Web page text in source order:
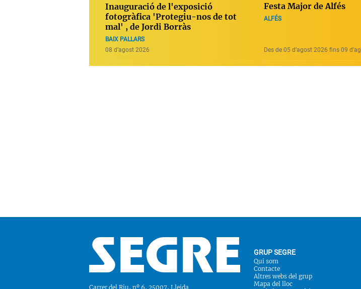
Inauguració de l'exposició
fotogràfica 'Protegiu-nos de tot
mal' , de Jordi Borràs
BAIX PALLARS
08 d’agost 2026
Festa Major de Alfés
ALFÉS
Des de 05 d’agost 2026 fins 09
Carrer del Riu, nº 6, 25007, Lleida
GRUP SEGRE
Qui som
Contacte
Altres webs del grup
Mapa del lloc